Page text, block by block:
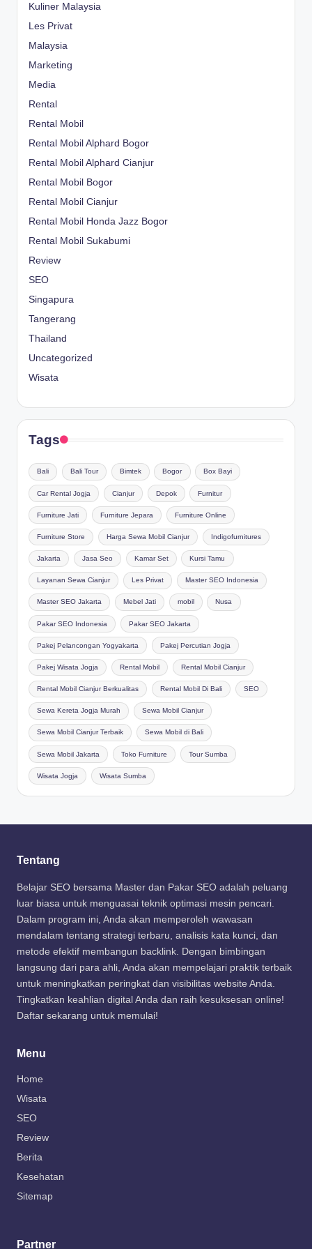
Kuliner Malaysia
Les Privat
Malaysia
Marketing
Media
Rental
Rental Mobil
Rental Mobil Alphard Bogor
Rental Mobil Alphard Cianjur
Rental Mobil Bogor
Rental Mobil Cianjur
Rental Mobil Honda Jazz Bogor
Rental Mobil Sukabumi
Review
SEO
Singapura
Tangerang
Thailand
Uncategorized
Wisata
Tags
Bali Bali Tour Bimtek Bogor Box Bayi
Car Rental Jogja Cianjur Depok Furnitur
Furniture Jati Furniture Jepara Furniture Online
Furniture Store Harga Sewa Mobil Cianjur Indigofurnitures
Jakarta Jasa Seo Kamar Set Kursi Tamu
Layanan Sewa Cianjur Les Privat Master SEO Indonesia
Master SEO Jakarta Mebel Jati mobil Nusa
Pakar SEO Indonesia Pakar SEO Jakarta
Pakej Pelancongan Yogyakarta Pakej Percutian Jogja
Pakej Wisata Jogja Rental Mobil Rental Mobil Cianjur
Rental Mobil Cianjur Berkualitas Rental Mobil Di Bali SEO
Sewa Kereta Jogja Murah Sewa Mobil Cianjur
Sewa Mobil Cianjur Terbaik Sewa Mobil di Bali
Sewa Mobil Jakarta Toko Furniture Tour Sumba
Wisata Jogja Wisata Sumba
Tentang
Belajar SEO bersama Master dan Pakar SEO adalah peluang
luar biasa untuk menguasai teknik optimasi mesin pencari.
Dalam program ini, Anda akan memperoleh wawasan
mendalam tentang strategi terbaru, analisis kata kunci, dan
metode efektif membangun backlink. Dengan bimbingan
langsung dari para ahli, Anda akan mempelajari praktik terbaik
untuk meningkatkan peringkat dan visibilitas website Anda.
Tingkatkan keahlian digital Anda dan raih kesuksesan online!
Daftar sekarang untuk memulai!
Menu
Home
Wisata
SEO
Review
Berita
Kesehatan
Sitemap
Partner